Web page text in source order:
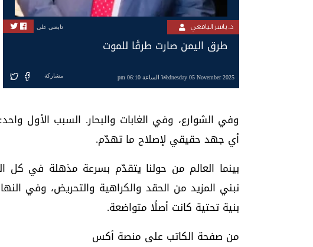
د. ياسر اليافعي تابعنى على
طرق اليمن صارت طرقًا للموت
Wednesday 05 November 2025 الساعة 06:10 pm مشاركة
وفي الشوارع، وفي الغابات والبحار. السبب الأول
أي جهد حقيقي لإصلاح ما تهدّم.
بينما العالم من حولنا يتقدّم بسرعة مذهلة في كل
نبني المزيد من الحقد والكراهية والتحريض، وفي
بنية تحتية كانت أصلًا متواضعة.
من صفحة الكاتب على منصة أكس